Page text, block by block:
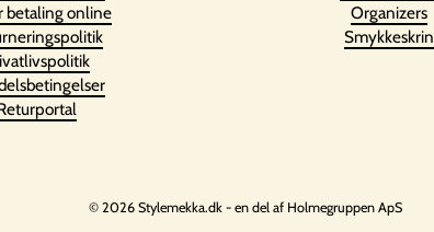
betaling online
Organizers
Smykkeskrin
© 2026 Stylemekka.dk - en del af Holmegruppen ApS